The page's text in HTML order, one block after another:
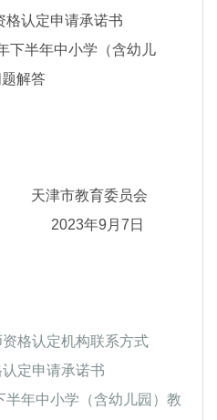
定申请承诺书
年中小学（含幼儿
解答
天津市教育委员会
2023年9月7日
格认定机构联系方式
定申请承诺书
半年中小学（含幼儿园）教